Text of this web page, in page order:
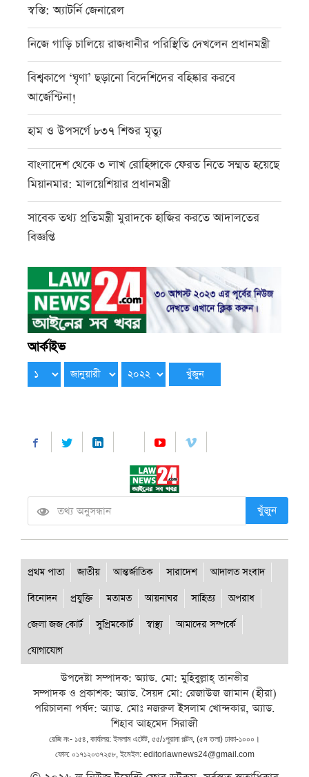
স্বস্তি: অ্যাটর্নি জেনারেল
নিজে গাড়ি চালিয়ে রাজধানীর পরিস্থিতি দেখলেন প্রধানমন্ত্রী
বিশ্বকাপে ‘ঘৃণা’ ছড়ানো বিদেশিদের বহিষ্কার করবে
আর্জেন্টিনা!
হাম ও উপসর্গে ৮৩৭ শিশুর মৃত্যু
বাংলাদেশ থেকে ৩ লাখ রোহিঙ্গাকে ফেরত নিতে সম্মত হয়েছে
মিয়ানমার: মালয়েশিয়ার প্রধানমন্ত্রী
সাবেক তথ্য প্রতিমন্ত্রী মুরাদকে হাজির করতে আদালতের
বিজ্ঞপ্তি
আর্কাইভ
খুঁজুন
প্রথম পাতা জাতীয় আন্তর্জাতিক সারাদেশ
আদালত সংবাদ
বিনোদন
প্রযুক্তি মতামত আয়নাঘর সাহিত্য
অপরাধ
জেলা জজ কোর্ট
সুপ্রিমকোর্ট স্বাস্থ্য
আমাদের সম্পর্কে
যোগাযোগ
উপদেষ্টা সম্পাদক: অ্যাড. মো: মুহিবুল্লাহ্ তানভীর
সম্পাদক ও প্রকাশক: অ্যাড. সৈয়দ মো: রেজাউজ জামান (হীরা)
পরিচালনা পর্ষদ: অ্যাড. মোঃ নজরুল ইসলাম খোন্দকার, অ্যাড.
শিহাব আহমেদ সিরাজী
রেজি নং- ১৫৪, কার্যালয়: ইসলাম এষ্টেট, ৫৫/১পুরানা পল্টন, (৫ম তলা) ঢাকা-১০০০।
ফোন: ০১৭১২০৩৭২৫৮, ইমেইল: editorlawnews24@gmail.com